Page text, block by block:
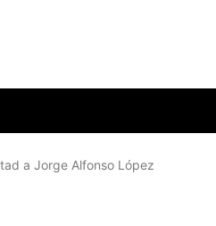
a Jorge Alfonso López